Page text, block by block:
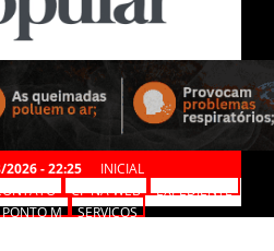
2026 - 22:25
INICIAL
CP NA WEB
EXPEDIENTE
M
SERVIÇOS